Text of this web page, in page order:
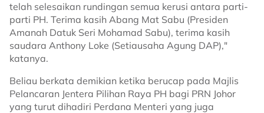
telah selesaikan rundingan semua kerusi antara parti-
parti PH. Terima kasih Abang Mat Sabu (Presiden
Amanah Datuk Seri Mohamad Sabu), terima kasih
saudara Anthony Loke (Setiausaha Agung DAP),"
katanya.
Beliau berkata demikian ketika berucap pada Majlis
Pelancaran Jentera Pilihan Raya PH bagi PRN Johor
yang turut dihadiri Perdana Menteri yang juga